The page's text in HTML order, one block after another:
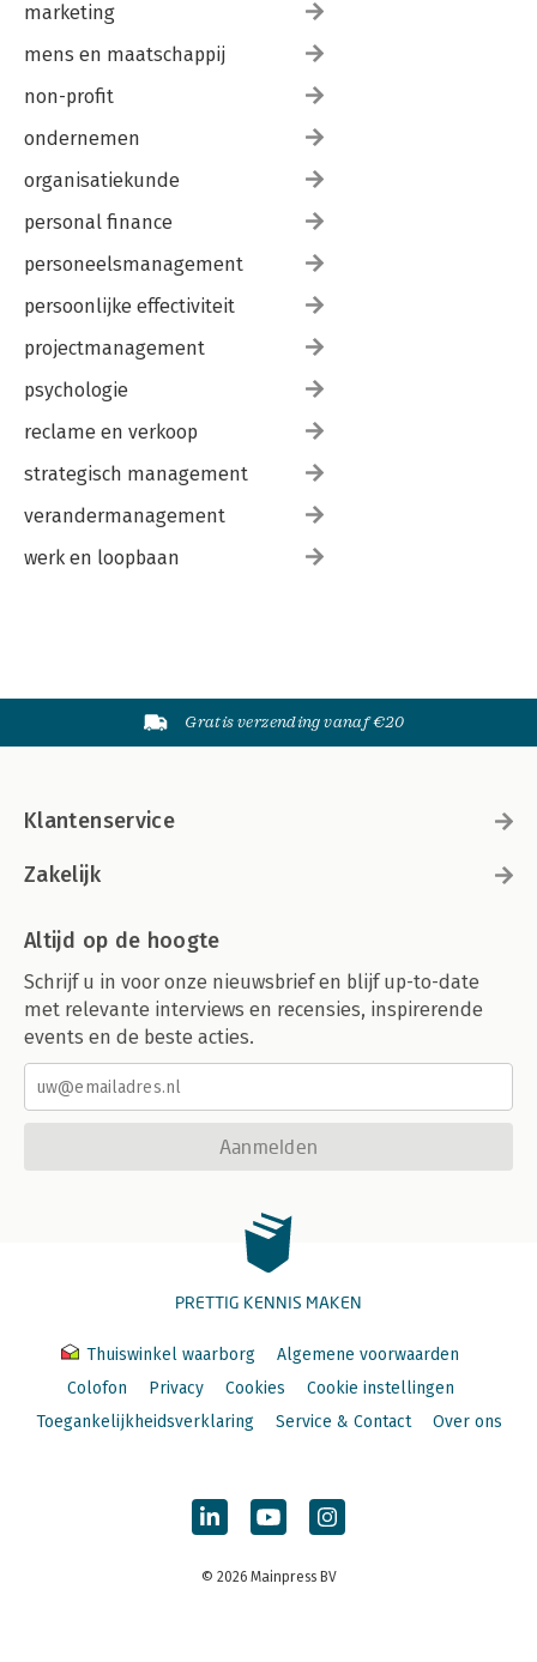
marketing
mens en maatschappij
non-profit
ondernemen
organisatiekunde
personal finance
personeelsmanagement
persoonlijke effectiviteit
projectmanagement
psychologie
reclame en verkoop
strategisch management
verandermanagement
werk en loopbaan
Gratis verzending vanaf €20
Klantenservice
Zakelijk
Altijd op de hoogte
Schrijf u in voor onze nieuwsbrief en blijf up-to-date
met relevante interviews en recensies, inspirerende
events en de beste acties.
Aanmelden
PRETTIG KENNIS MAKEN
Thuiswinkel waarborg
Algemene voorwaarden
Colofon
Privacy Cookies
Cookie instellingen
Toegankelijkheidsverklaring
Service & Contact Over ons
© 2026 Mainpress BV